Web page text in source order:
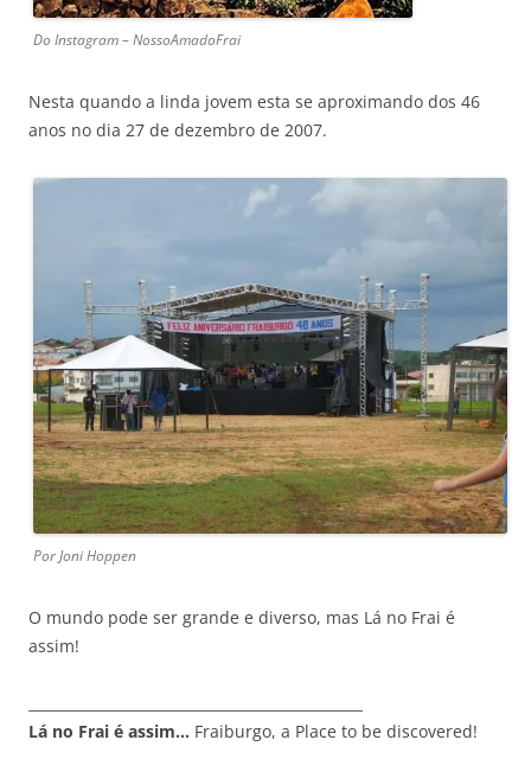
Do Instagram – NossoAmadoFrai
Nesta quando a linda jovem esta se aproximando dos 46
anos no dia 27 de dezembro de 2007.
Por Joni Hoppen
O mundo pode ser grande e diverso, mas Lá no Frai é
assim!
Lá no Frai é assim… Fraiburgo, a Place to be discovered!